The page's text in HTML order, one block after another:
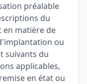
préalable
du
matière de
ou
suivants du
applicables,
en état ou